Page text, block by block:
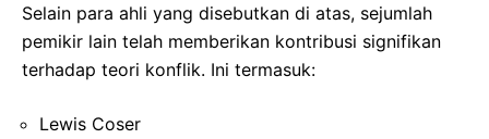
Selain para ahli yang disebutkan di atas, sejumlah
pemikir lain telah memberikan kontribusi signifikan
terhadap teori konflik. Ini termasuk:
Lewis Coser